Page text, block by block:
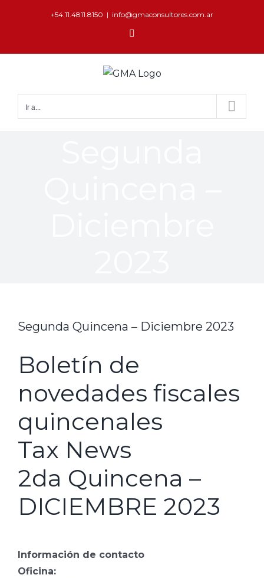
+54.11.4811.8150 | info@gmaconsultores.com.ar
Ir a...
Segunda Quincena – Diciembre 2023
Boletín de
novedades fiscales
quincenales
Tax News
2da Quincena –
DICIEMBRE 2023
Información de contacto
Oficina: